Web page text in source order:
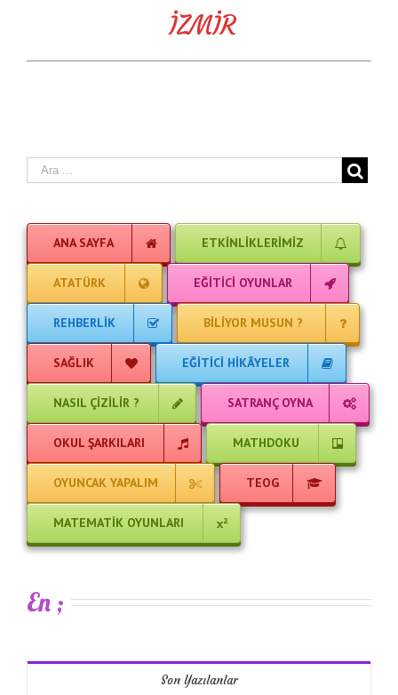
İZMİR
ANA SAYFA ETKINLIKLERIMIZ
ATATÜRK EĞITICI OYUNLAR
REHBERLIK BILIYOR MUSUN ?
SAĞLIK EĞITICI HIKÂYELER
NASIL ÇIZILIR ? SATRANÇ OYNA
OKUL ŞARKILARI MATHDOKU
OYUNCAK YAPALIM TEOG
MATEMATIK OYUNLARI
En ;
Son Yazılanlar